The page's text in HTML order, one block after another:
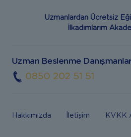
Uzmanlardan Ücretsiz
İlkadımlarım
Uzman Beslenme
0850 202 51 51
Hakkımızda İletişim KVKK